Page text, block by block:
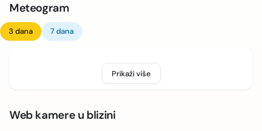
Meteogram
3 dana 7 dana
Prikaži više
Web kamere u blizini